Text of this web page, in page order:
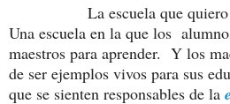
La escuela que
Una escuela en la que los
maestros para aprender. Y los
de ser ejemplos vivos para sus
que se sienten responsables de la